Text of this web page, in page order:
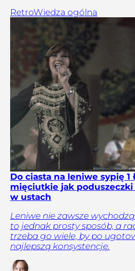
RetroWiedza ogólna
Do ciasta na leniwe sypię 1
mięciutkie jak poduszeczki
w ustach
Leniwe nie zawsze
to jednak prosty sposób, a
trzeba go wiele, by po
najlepszą konsystencję.